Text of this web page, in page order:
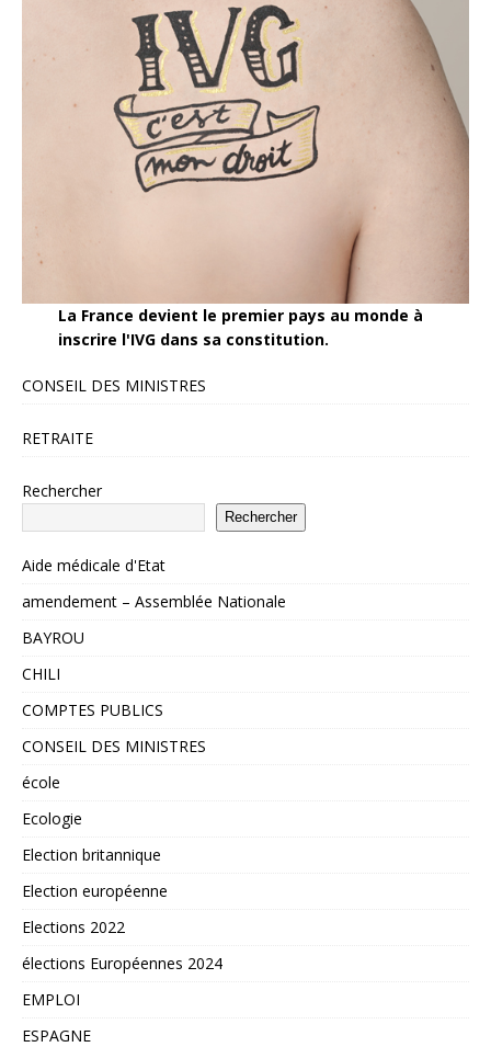
La France devient le premier pays au monde à
inscrire l'IVG dans sa constitution.
CONSEIL DES MINISTRES
RETRAITE
Rechercher
Rechercher
Aide médicale d'Etat
amendement – Assemblée Nationale
BAYROU
CHILI
COMPTES PUBLICS
CONSEIL DES MINISTRES
école
Ecologie
Election britannique
Election européenne
Elections 2022
élections Européennes 2024
EMPLOI
ESPAGNE